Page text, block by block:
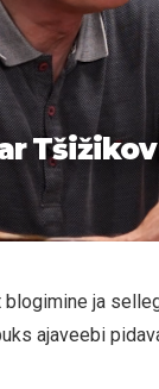
Tšižikov
ja
ajaveebi